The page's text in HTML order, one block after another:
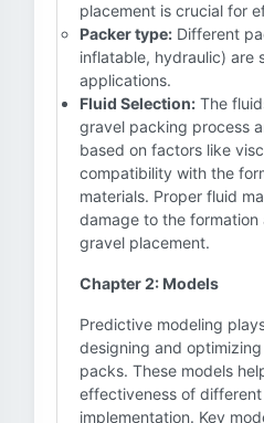
placement is crucial for
Packer type: Different
inflatable, hydraulic) are
applications.
Fluid Selection: The
gravel packing process
based on factors like
compatibility with the
materials. Proper fluid
damage to the formation
gravel placement.
Chapter 2: Models
Predictive modeling
designing and
packs. These models
effectiveness of
implementation. Key